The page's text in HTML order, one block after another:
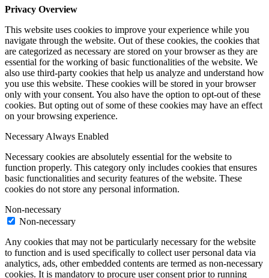
Privacy Overview
This website uses cookies to improve your experience while you
navigate through the website. Out of these cookies, the cookies that
are categorized as necessary are stored on your browser as they are
essential for the working of basic functionalities of the website. We
also use third-party cookies that help us analyze and understand how
you use this website. These cookies will be stored in your browser
only with your consent. You also have the option to opt-out of these
cookies. But opting out of some of these cookies may have an effect
on your browsing experience.
Necessary Always Enabled
Necessary cookies are absolutely essential for the website to
function properly. This category only includes cookies that ensures
basic functionalities and security features of the website. These
cookies do not store any personal information.
Non-necessary
Non-necessary
Any cookies that may not be particularly necessary for the website
to function and is used specifically to collect user personal data via
analytics, ads, other embedded contents are termed as non-necessary
cookies. It is mandatory to procure user consent prior to running